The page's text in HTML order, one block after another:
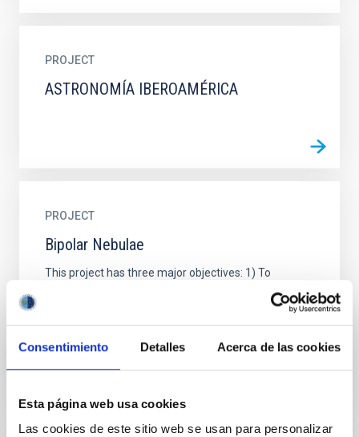
Consentimiento Detalles Acerca de las cookies
Esta página web usa cookies
Las cookies de este sitio web se usan para personalizar
PROJECT
ASTRONOMÍA IBEROAMÉRICA
PROJECT
Bipolar Nebulae
This project has three major objectives: 1) To
determine the physico-chemical characteristics of
bipolar planetary nebulae and symbiotic nebulae, to
help...